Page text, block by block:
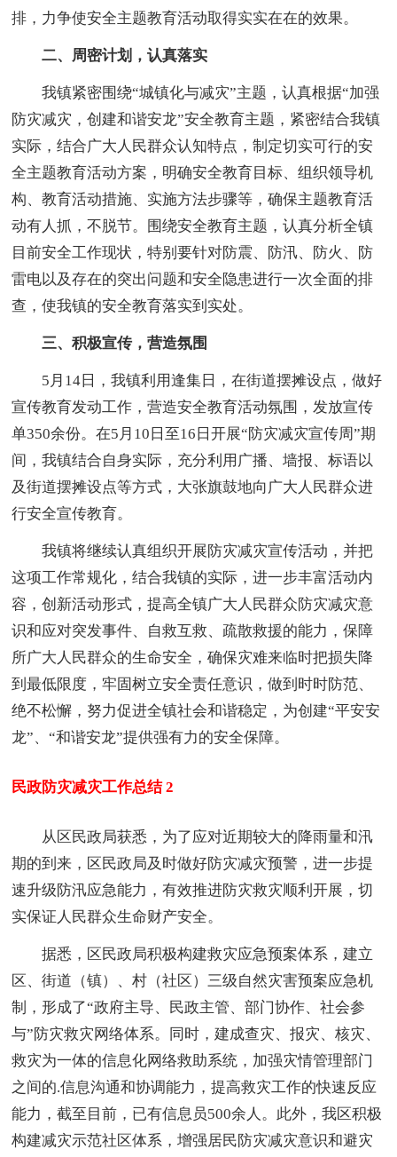
排，力争使安全主题教育活动取得实实在在的效果。
二、周密计划，认真落实
我镇紧密围绕“城镇化与减灾”主题，认真根据“加强
防灾减灾，创建和谐安龙”安全教育主题，紧密结合我镇
实际，结合广大人民群众认知特点，制定切实可行的安
全主题教育活动方案，明确安全教育目标、组织领导机
构、教育活动措施、实施方法步骤等，确保主题教育活
动有人抓，不脱节。围绕安全教育主题，认真分析全镇
目前安全工作现状，特别要针对防震、防汛、防火、防
雷电以及存在的突出问题和安全隐患进行一次全面的排
查，使我镇的安全教育落实到实处。
三、积极宣传，营造氛围
5月14日，我镇利用逢集日，在街道摆摊设点，做好
宣传教育发动工作，营造安全教育活动氛围，发放宣传
单350余份。在5月10日至16日开展“防灾减灾宣传周”期
间，我镇结合自身实际，充分利用广播、墙报、标语以
及街道摆摊设点等方式，大张旗鼓地向广大人民群众进
行安全宣传教育。
我镇将继续认真组织开展防灾减灾宣传活动，并把
这项工作常规化，结合我镇的实际，进一步丰富活动内
容，创新活动形式，提高全镇广大人民群众防灾减灾意
识和应对突发事件、自救互救、疏散救援的能力，保障
所广大人民群众的生命安全，确保灾难来临时把损失降
到最低限度，牢固树立安全责任意识，做到时时防范、
绝不松懈，努力促进全镇社会和谐稳定，为创建“平安安
龙”、“和谐安龙”提供强有力的安全保障。
民政防灾减灾工作总结 2
从区民政局获悉，为了应对近期较大的降雨量和汛
期的到来，区民政局及时做好防灾减灾预警，进一步提
速升级防汛应急能力，有效推进防灾救灾顺利开展，切
实保证人民群众生命财产安全。
据悉，区民政局积极构建救灾应急预案体系，建立
区、街道（镇）、村（社区）三级自然灾害预案应急机
制，形成了“政府主导、民政主管、部门协作、社会参
与”防灾救灾网络体系。同时，建成查灾、报灾、核灾、
救灾为一体的信息化网络救助系统，加强灾情管理部门
之间的.信息沟通和协调能力，提高救灾工作的快速反应
能力，截至目前，已有信息员500余人。此外，我区积极
构建减灾示范社区体系，增强居民防灾减灾意识和避灾